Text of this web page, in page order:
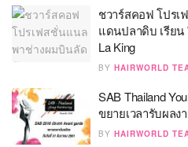
ชวาร์สคอฟ โปร
แดนปลาดิบ เรียน
La King
BY HAIRWORLD
SAB Thailand
ขยายเวลารับผลง
BY HAIRWORLD